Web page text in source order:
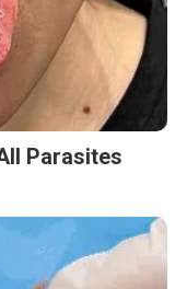
Parasites